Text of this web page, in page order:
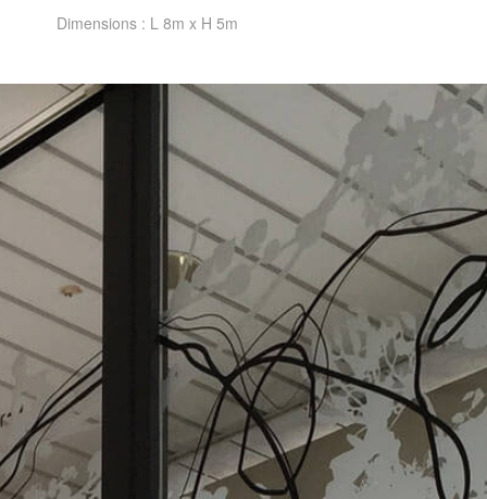
Dimensions : L 8m x H 5m